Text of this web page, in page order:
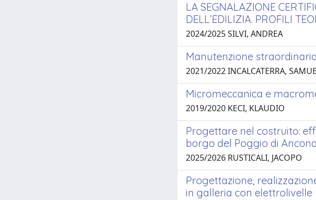
LA SEGNALAZIONE
DELL’EDILIZIA. PROFILI
2024/2025 SILVI, ANDREA
Manutenzione
2021/2022 INCALCATERRA,
Micromeccanica e
2019/2020 KECI, KLAUDIO
Progettare nel costruito:
borgo del Poggio di Ancona
2025/2026 RUSTICALI, JACOPO
Progettazione,
in galleria con elettrolivelle